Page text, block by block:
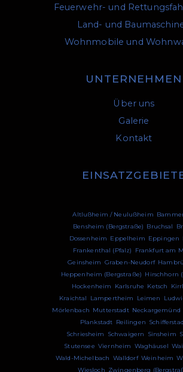
Feuerwehr- und
Land- und
Wohnmobile und
UNTERNEHMEN
Über uns
Galerie
Kontakt
Altlußheim / Neulußheim
Bensheim (Bergstraße) Bruchsal
Dossenheim Eppelheim Eppingen
Frankenthal (Pfalz)
Frankfurt am
Geinsheim Graben-Neudorf,
Heppenheim (Bergstraße) Hirschhorn
Hockenheim
Karlsruhe Ketsch
Kraichtal
Lampertheim Leimen
Mörlenbach Mutterstadt, Neckargemünd
Plankstadt Reilingen
Schriesheim
Schwaigern Sinsheim
Stutensee Viernheim Waghäusel ,
Wald-Michelbach Walldorf, Weinheim ,
Wiesloch Zwingenberg